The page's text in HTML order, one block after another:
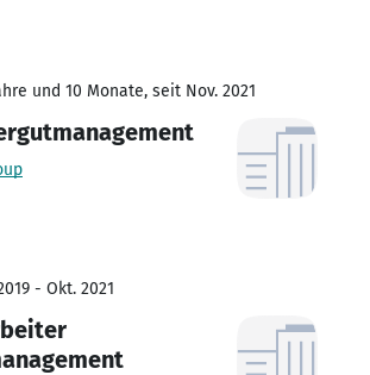
und 10 Monate, seit Nov. 2021
- Okt. 2021